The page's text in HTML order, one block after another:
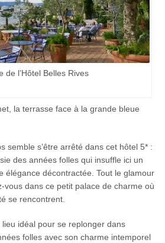
de l’Hôtel Belles Rives
la terrasse face à la grande bleue
semble s’être arrêté dans cet hôtel 5* :
des années folles qui insuffle ici un
élégance décontractée. Tout le glamour
vous dans ce petit palace de charme où
se rencontrent.
lieu idéal pour se replonger dans
folles avec son charme intemporel